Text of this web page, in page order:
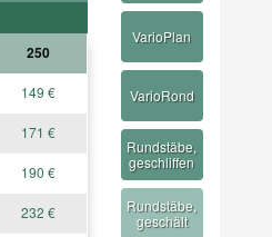
250
149 €
171 €
190 €
232 €
VarioPlan
VarioRond
Rundstäbe,
geschliffen
Rundstäbe,
geschält